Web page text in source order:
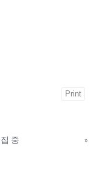
Print
중
»